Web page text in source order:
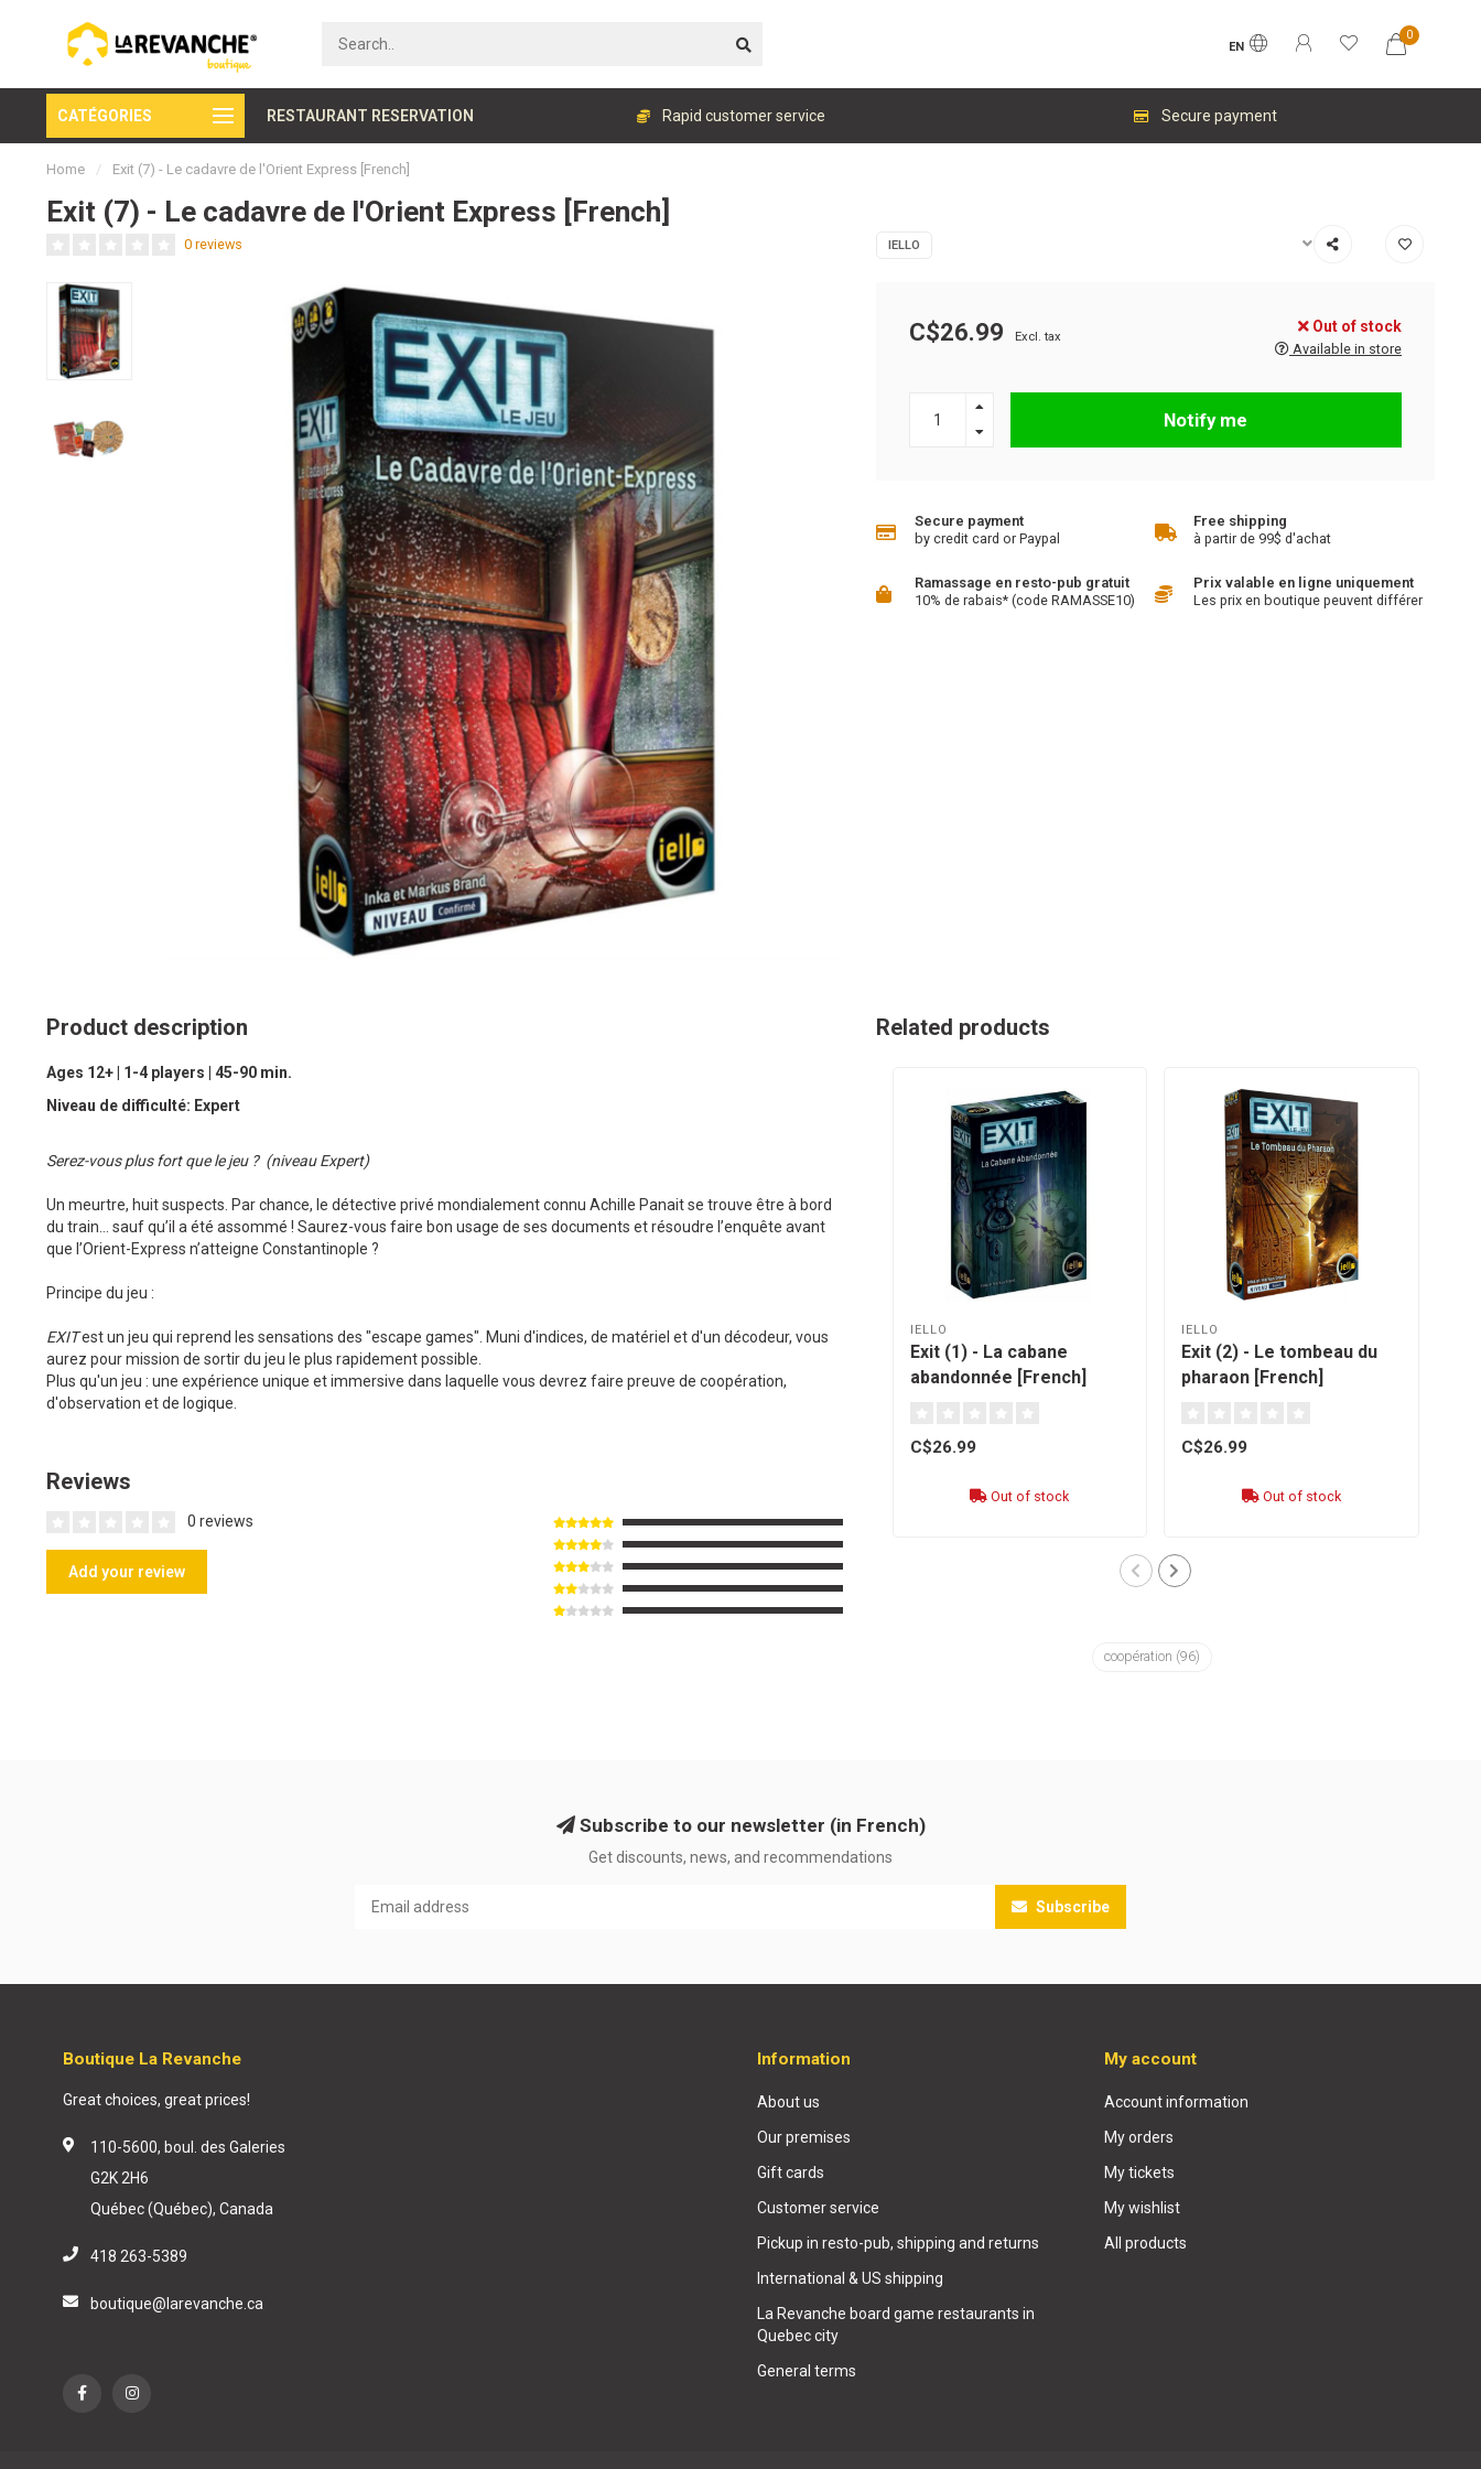
EN
0
CATÉGORIES RESTAURANT RESERVATION
Secure payment Rapid customer service Secure payment
Home / Exit (7) - Le cadavre de l'Orient Express [French]
Exit (7) - Le cadavre de l'Orient Express [French]
0 reviews IELLO
C$26.99 Excl. tax
Out of stock
Available in store
Notify me
Secure payment
by credit card or Paypal
Free shipping
à partir de 99$ d'achat
Ramassage en resto-pub gratuit
10% de rabais* (code RAMASSE10)
Prix valable en ligne uniquement
Les prix en boutique peuvent différer
Product description
Ages 12+ | 1-4 players | 45-90 min.
Niveau de difficulté: Expert
Serez-vous plus fort que le jeu ? (niveau Expert)
Un meurtre, huit suspects. Par chance, le détective privé mondialement connu Achille Panait se trouve être à bord
du train… sauf qu’il a été assommé ! Saurez-vous faire bon usage de ses documents et résoudre l’enquête avant
que l’Orient-Express n’atteigne Constantinople ?
Principe du jeu :
EXITest un jeu qui reprend les sensations des "escape games". Muni d'indices, de matériel et d'un décodeur, vous
aurez pour mission de sortir du jeu le plus rapidement possible.
Plus qu'un jeu : une expérience unique et immersive dans laquelle vous devrez faire preuve de coopération,
d'observation et de logique.
Reviews
0 reviews
Add your review
Related products
IELLO
Exit (1) - La cabane
abandonnée [French]
C$26.99
Out of stock
IELLO
Exit (2) - Le tombeau du
pharaon [French]
C$26.99
Out of stock
coopération (96)
Subscribe to our newsletter (in French)
Get discounts, news, and recommendations
Subscribe
Boutique La Revanche
Great choices, great prices!
110-5600, boul. des Galeries
G2K 2H6
Québec (Québec), Canada
418 263-5389
boutique@larevanche.ca
Information
About us
Our premises
Gift cards
Customer service
Pickup in resto-pub, shipping and returns
International & US shipping
La Revanche board game restaurants in
Quebec city
General terms
My account
Account information
My orders
My tickets
My wishlist
All products